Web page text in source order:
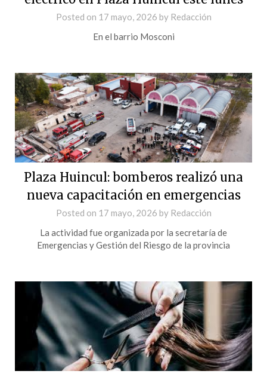
Posted on 17 mayo, 2026 by Redacción
En el barrio Mosconi
Plaza Huincul: bomberos realizó una
nueva capacitación en emergencias
Posted on 17 mayo, 2026 by Redacción
La actividad fue organizada por la secretaría de
Emergencias y Gestión del Riesgo de la provincia